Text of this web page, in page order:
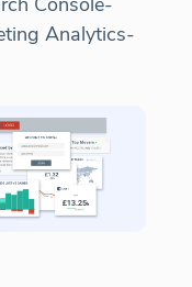
Analytics-